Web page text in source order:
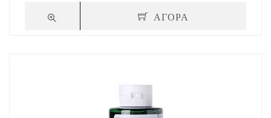
ΑΓΟΡΑ